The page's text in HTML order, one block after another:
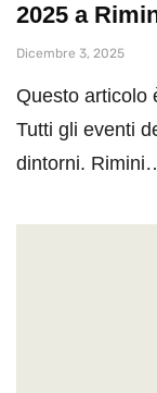
2025 a
Dicembre 3, 2025
Questo articolo
Tutti gli eventi
dintorni.